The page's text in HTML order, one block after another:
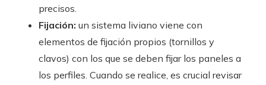
precisos.
Fijación: un sistema liviano viene con
elementos de fijación propios (tornillos y
clavos) con los que se deben fijar los paneles a
los perfiles. Cuando se realice, es crucial revisar